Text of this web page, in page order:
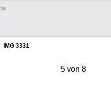
IMG 3331
5 von 8